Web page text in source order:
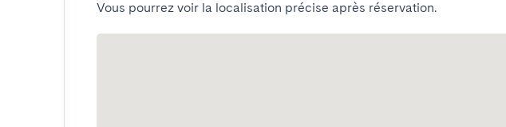
Vous pourrez voir la localisation précise après réservation.